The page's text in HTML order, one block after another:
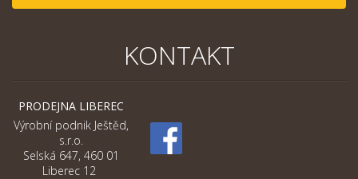
KONTAKT
PRODEJNA LIBEREC
Výrobní podnik Ještěd,
s.r.o.
Selská 647, 460 01
Liberec 12